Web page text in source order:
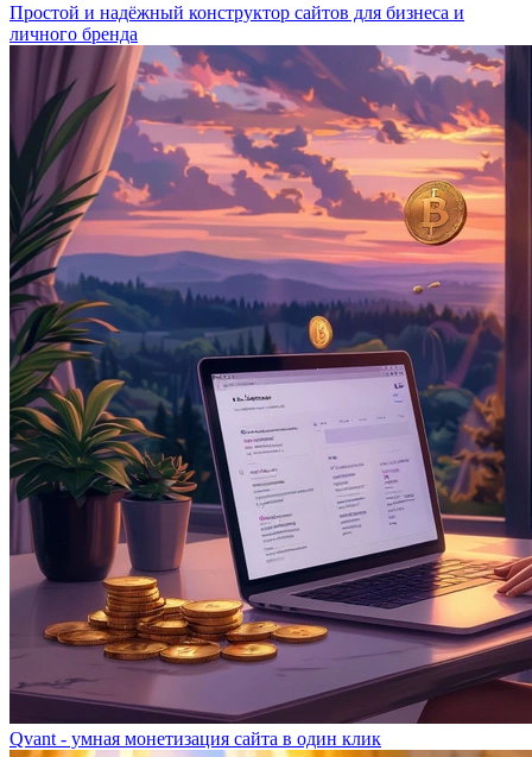
Простой и надёжный конструктор сайтов для бизнеса и
личного бренда
Qvant - умная монетизация сайта в один клик